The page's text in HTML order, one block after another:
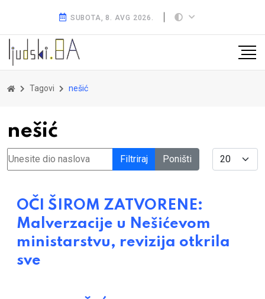
SUBOTA, 8. AVG 2026.
Tagovi nešić
nešić
Unesite dio naslova Filtriraj Poništi Display #
OČI ŠIROM ZATVORENE:
Malverzacije u Nešićevom
ministarstvu, revizija otkrila
sve